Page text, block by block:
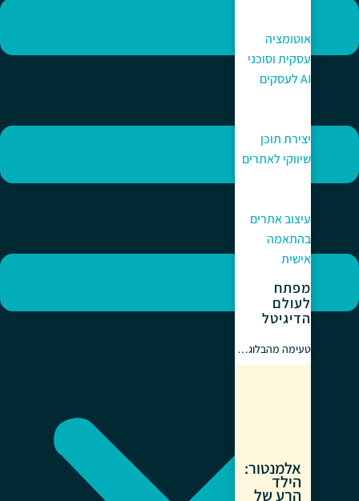
אוטומציה
עסקית וסוכני
AI לעסקים
יצירת תוכן
שיווקי לאתרים
עיצוב אתרים
בהתאמה
אישית
מפתח
לעולם
הדיגיטל
טעימה מהבלוג…
אלמנטור:
הילד
הרע של